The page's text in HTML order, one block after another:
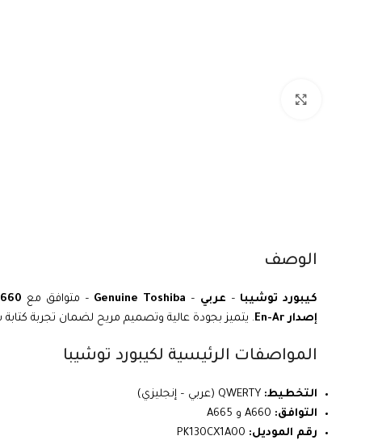
الوصف
كيبورد توشيبا – عربي –
Genuine Toshiba – متوافق مع
إصدار En-Ar
. يتميز بجودة عالية وتصميم مريح لضمان تجربة
المواصفات الرئيسية لكيبورد توشيبا
التخطيط:
التوافق:
رقم الموديل: